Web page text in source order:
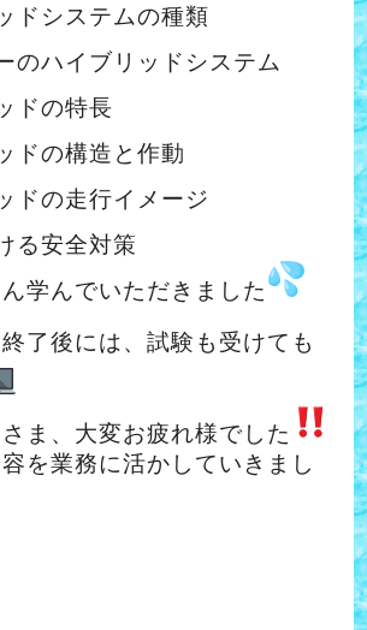
ドシステムの種類
のハイブリッドシステム
ドの特長
ドの構造と作動
ドの走行イメージ
る安全対策
学んでいただきました
了後には、試験も受けても
ま、大変お疲れ様でした
を業務に活かしていきまし